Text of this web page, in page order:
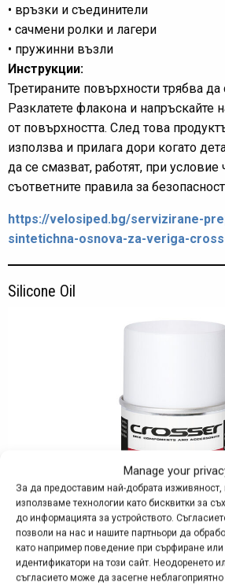
Manage your
За да предоставим най-добрата изживяност,
използваме технологии като бисквитки за
до информацията за устройството.
позволи на нас и нашите партньори да
като например поведение при сърфиране или
идентификатори на този сайт. Неодоренето
съгласието може да засегне
• връзки и съединители
• сачмени ролки и лагери
• пружинни възли
Инструкции:
Третираните повърхности трябва да
Разклатете флакона и напръскайте
от повърхността. След това
използва и прилага дори когато
да се смазват, работят, при условие
съответните правила за
https://velosiped.bg/servizirane-
sintetichna-osnova-za-veriga-
Silicone Oil